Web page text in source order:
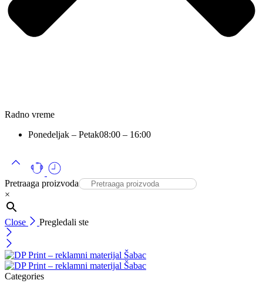
Radno vreme
Ponedeljak – Petak08:00 – 16:00
Pretraaga proizvoda
×
Close Pregledali ste
Categories